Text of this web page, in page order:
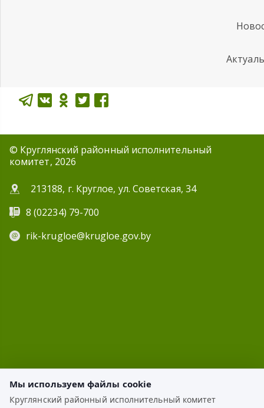
© Круглянский районный исполнительный
комитет, 2026
213188, г. Круглое, ул. Советская, 34
8 (02234) 79-700
rik-krugloe@krugloe.gov.by
Мы используем файлы cookie
Круглянский районный исполнительный комитет